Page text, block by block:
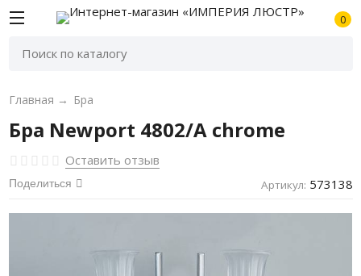
0
Главная → Бра
Бра Newport 4802/A chrome
Оставить отзыв
Поделиться Артикул: 573138